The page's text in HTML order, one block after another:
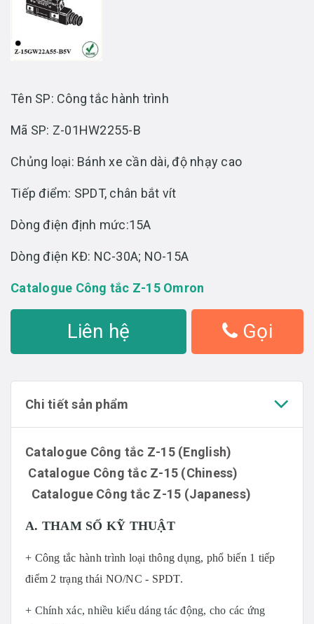
Tên SP: Công tắc hành trình
Mã SP: Z-01HW2255-B
Chủng loại: Bánh xe cần dài, độ nhạy cao
Tiếp điểm: SPDT, chân bắt vít
Dòng điện định mức:15A
Dòng điện KĐ: NC-30A; NO-15A
Catalogue Công tắc Z-15 Omron
Liên hệ Gọi
Chi tiết sản phẩm
Catalogue Công tắc Z-15 (English)
Catalogue Công tắc Z-15 (Chiness)
Catalogue Công tắc Z-15 (Japaness)
A. THAM SỐ KỸ THUẬT
+ Công tắc hành trình loại thông dụng, phổ biến 1 tiếp
điểm 2 trạng thái NO/NC - SPDT.
+ Chính xác, nhiều kiểu dáng tác động, cho các ứng